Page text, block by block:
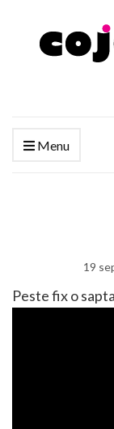
Menu
19
Peste fix o